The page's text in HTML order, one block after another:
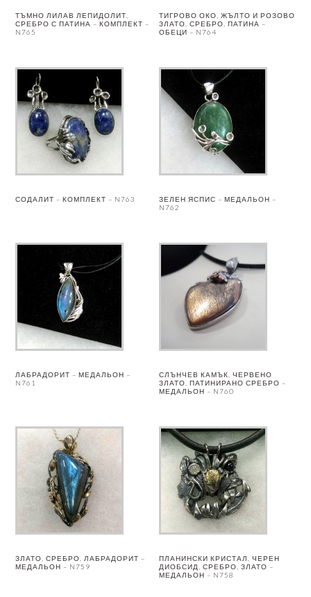
ТЪМНО ЛИЛАВ ЛЕПИДОЛИТ,
СРЕБРО С ПАТИНА – КОМПЛЕКТ –
N765
ТИГРОВО ОКО, ЖЪЛТО И РОЗОВО
ЗЛАТО, СРЕБРО, ПАТИНА –
ОБЕЦИ – N764
СОДАЛИТ – КОМПЛЕКТ – N763
ЗЕЛЕН ЯСПИС – МЕДАЛЬОН –
N762
ЛАБРАДОРИТ – МЕДАЛЬОН –
N761
СЛЪНЧЕВ КАМЪК, ЧЕРВЕНО
ЗЛАТО, ПАТИНИРАНО СРЕБРО –
МЕДАЛЬОН – N760
ЗЛАТО, СРЕБРО, ЛАБРАДОРИТ –
МЕДАЛЬОН – N759
ПЛАНИНСКИ КРИСТАЛ, ЧЕРЕН
ДИОБСИД, СРЕБРО, ЗЛАТО –
МЕДАЛЬОН – N758